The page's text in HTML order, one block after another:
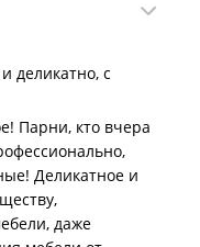
деликатно, с
Парни, кто вчера
Деликатное и
даже